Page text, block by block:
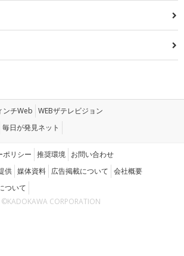
ンチWeb WEBザテレビジョン
毎日が発見ネット
ポリシー 推奨環境 お問い合わせ
供 媒体資料 広告掲載について 会社概要
ついて
©KADOKAWA CORPORATION